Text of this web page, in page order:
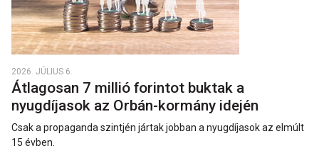
2026. JÚLIUS 6.
Átlagosan 7 millió forintot buktak a
nyugdíjasok az Orbán-kormány idején
Csak a propaganda szintjén jártak jobban a nyugdíjasok az elmúlt
15 évben.